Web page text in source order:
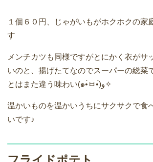
１個６０円、じゃがいもがホクホクの家
す
メンチカツも同様ですがとにかく衣がサ
いのと、揚げたてなのでスーパーの総菜
とはまた違う味わい(๑•̀ㅂ•́)و✧
温かいものを温かいうちにサクサクで食
いです♪